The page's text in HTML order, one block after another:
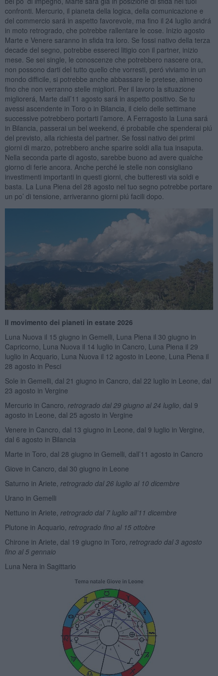
confronti. Mercurio, il pianeta della logica, della comunicazione e
del commercio sará in aspetto favorevole, ma fino il 24 luglio andrá
in moto retrogrado, che potrebbe rallentare le cose. Inizio agosto
Marte e Venere saranno in sfida tra loro. Se fossi nativo della terza
decade del segno, potrebbe essereci litigio con il partner, inizio
mese. Se sei single, le conoscenze che potrebbero nascere ora,
non possono darti del tutto quello che vorresti, peró viviamo in un
mondo difficile, si potrebbe anche abbassare le pretese, almeno
fino che non verranno stelle migliori. Per il lavoro la situazione
migliorerá, Marte dall’11 agosto sará in aspetto positivo. Se tu
avessi ascendente in Toro o in Bilancia, il cielo delle settimane
successive potrebbero portarti l’amore. A Ferragosto la Luna sará
in Bilancia, passerai un bel weekend, é probabile che spenderai piú
del previsto, alla richiesta del partner. Se fossi nativo dei primi
giorni di marzo, potrebbero anche sparire soldi alla tua insaputa.
Nella seconda parte di agosto, sarebbe buono ad avere qualche
giorno di ferie ancora. Anche perché le stelle non consigliano
investimenti importanti in questi giorni, che butteresti via soldi e
basta. La Luna Piena del 28 agosto nel tuo segno potrebbe portare
un po’ di tensione, arriveranno giorni piú facili dopo.
Il movimento dei pianeti in estate 2026
Luna Nuova il 15 giugno in Gemelli, Luna Piena il 30 giugno in
Capricorno, Luna Nuova il 14 luglio in Cancro, Luna Piena il 29
luglio in Acquario, Luna Nuova il 12 agosto in Leone, Luna Piena il
28 agosto in Pesci
Sole in Gemelli, dal 21 giugno in Cancro, dal 22 luglio in Leone, dal
23 agosto in Vergine
Mercurio in Cancro, retrogrado dal 29 giugno al 24 luglio, dal 9
agosto in Leone, dal 25 agosto in Vergine
Venere in Cancro, dal 13 giugno in Leone, dal 9 luglio in Vergine,
dal 6 agosto in Bilancia
Marte in Toro, dal 28 giugno in Gemelli, dall’11 agosto in Cancro
Giove in Cancro, dal 30 giugno in Leone
Saturno in Ariete, retrogrado dal 26 luglio al 10 dicembre
Urano in Gemelli
Nettuno in Ariete, retrogrado dal 7 luglio all’11 dicembre
Plutone in Acquario, retrogrado fino al 15 ottobre
Chirone in Ariete, dal 19 giugno in Toro, retrogrado dal 3 agosto
fino al 5 gennaio
Luna Nera in Sagittario